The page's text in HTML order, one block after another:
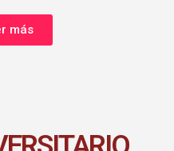
más